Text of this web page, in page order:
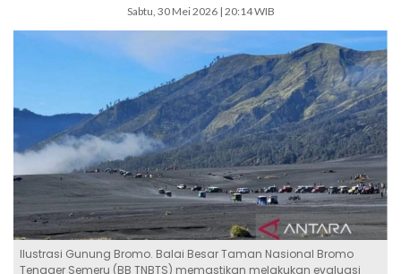
Sabtu, 30 Mei 2026 | 20:14 WIB
Ilustrasi Gunung Bromo. Balai Besar Taman Nasional Bromo
Tengger Semeru (BB TNBTS) memastikan melakukan evaluasi